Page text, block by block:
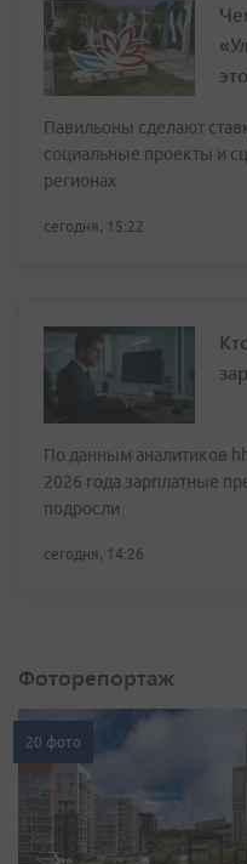
Павильоны сделают
социальные проекты и
регионах
сегодня, 15:22
По данным аналитиков
2026 года зарплатные
подросли
сегодня, 14:26
Фоторепортаж
20 фото